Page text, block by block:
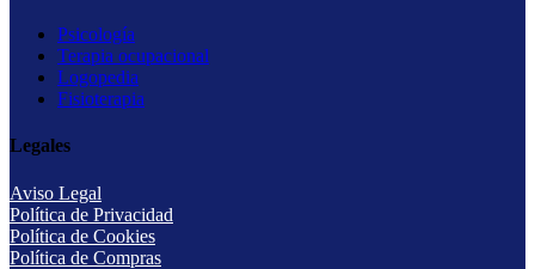
Psicología
Terapia ocupacional
Logopedia
Fisioterapia
Legales
Aviso Legal
Política de Privacidad
Política de Cookies
Política de Compras